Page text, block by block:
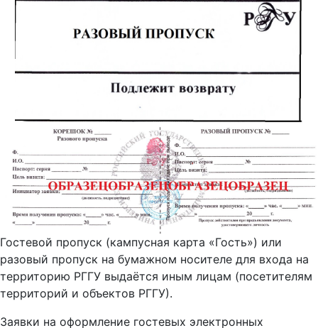
Гостевой пропуск (кампусная карта «Гость») или
разовый пропуск на бумажном носителе для входа на
территорию РГГУ выдаётся иным лицам (посетителям
территорий и объектов РГГУ).
Заявки на оформление гостевых электронных